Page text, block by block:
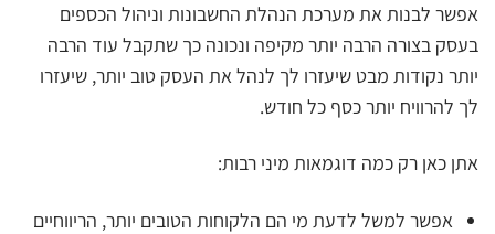
אפשר לבנות את מערכת הנהלת החשבונות וניהול הכספים
בעסק בצורה הרבה יותר מקיפה ונכונה כך שתקבל עוד הרבה
יותר נקודות מבט שיעזרו לך לנהל את העסק טוב יותר, שיעזרו
לך להרוויח יותר כסף כל חודש.
אתן כאן רק כמה דוגמאות מיני רבות:
אפשר למשל לדעת מי הם הלקוחות הטובים יותר, הריווחיים